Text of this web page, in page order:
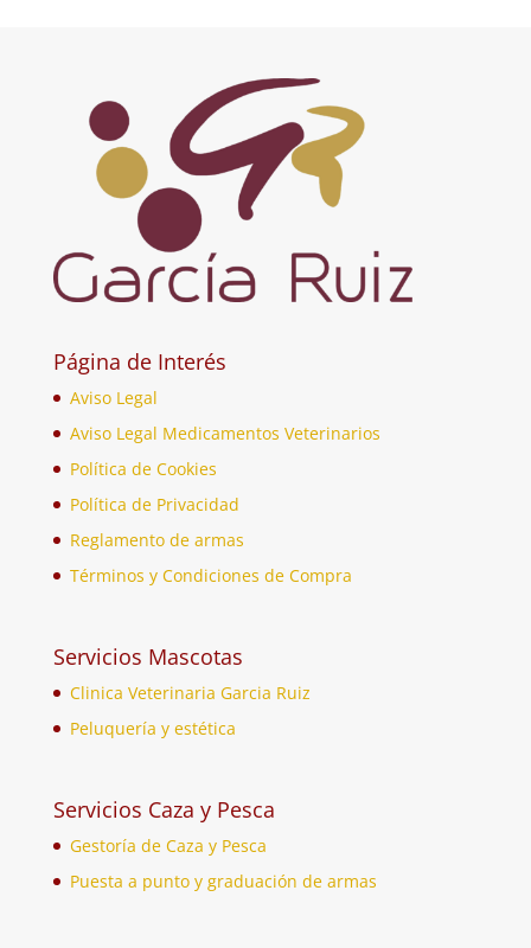
Página de Interés
Aviso Legal
Aviso Legal Medicamentos Veterinarios
Política de Cookies
Política de Privacidad
Reglamento de armas
Términos y Condiciones de Compra
Servicios Mascotas
Clinica Veterinaria Garcia Ruiz
Peluquería y estética
Servicios Caza y Pesca
Gestoría de Caza y Pesca
Puesta a punto y graduación de armas